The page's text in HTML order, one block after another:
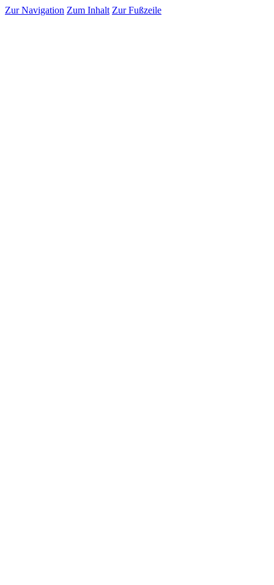
Zur Navigation Zum Inhalt Zur Fußzeile